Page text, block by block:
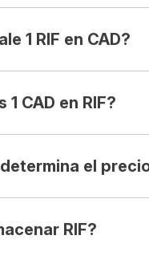
1 RIF en CAD?
1 CAD en RIF?
el
RIF?